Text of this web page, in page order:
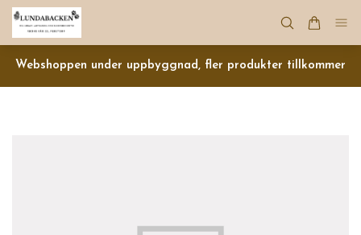
Webshoppen under uppbyggnad, fler produkter tillkommer